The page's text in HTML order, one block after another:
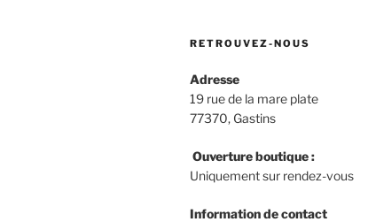
RETROUVEZ-NOUS
Adresse
19 rue de la mare plate
77370, Gastins
Ouverture boutique :
Uniquement sur rendez-vous
Information de contact